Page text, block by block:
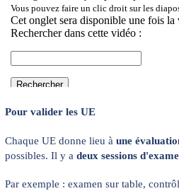
Pour valider les UE
Chaque UE donne lieu à une
possibles. Il y a deux sessions
Par exemple : examen sur table,